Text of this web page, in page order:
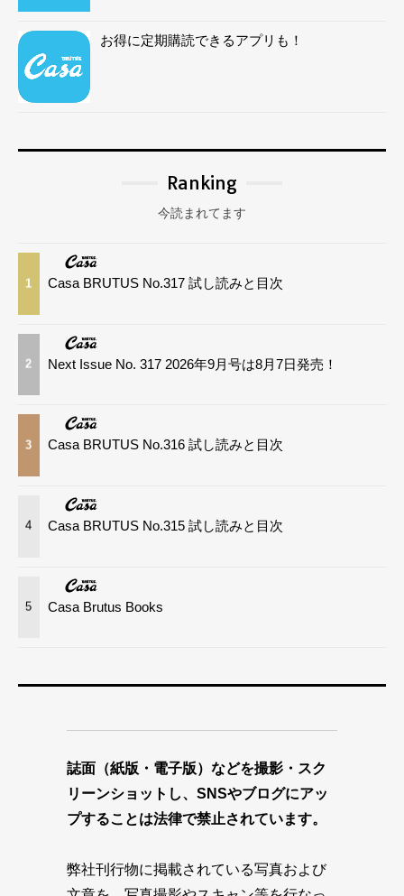
お得に定期購読できるアプリも！
Ranking
今読まれてます
1 Casa BRUTUS No.317 試し読みと目次
2 Next Issue No. 317 2026年9月号は8月7日発売！
3 Casa BRUTUS No.316 試し読みと目次
4 Casa BRUTUS No.315 試し読みと目次
5 Casa Brutus Books
誌面（紙版・電子版）などを撮影・スク
リーンショットし、SNSやブログにアッ
プすることは法律で禁止されています。
弊社刊行物に掲載されている写真および